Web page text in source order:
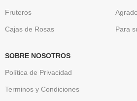
Fruteros
Cajas de Rosas Para
SOBRE NOSOTROS
Política de Privacidad
Terminos y Condiciones